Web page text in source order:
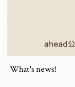
What's news!